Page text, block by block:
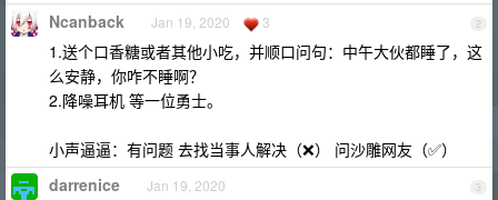
2
Ncanback Jan 19, 2020 3
1.送个口香糖或者其他小吃，并顺口问句：中午大伙都睡了，这
么安静，你咋不睡啊？
2.降噪耳机 等一位勇士。
小声逼逼：有问题 去找当事人解决（❌） 问沙雕网友（✅）
3
darrenice Jan 19, 2020